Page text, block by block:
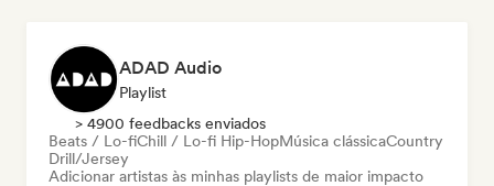
ADAD Audio
Playlist
> 4900 feedbacks enviados
Beats / Lo-fiChill / Lo-fi Hip-HopMúsica clássicaCountry
Drill/Jersey
Adicionar artistas às minhas playlists de maior impacto